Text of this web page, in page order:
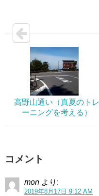
高野山通い（真夏のトレ
ーニングを考える）
コメント
mon より:
2019年8月17日 9:12 AM